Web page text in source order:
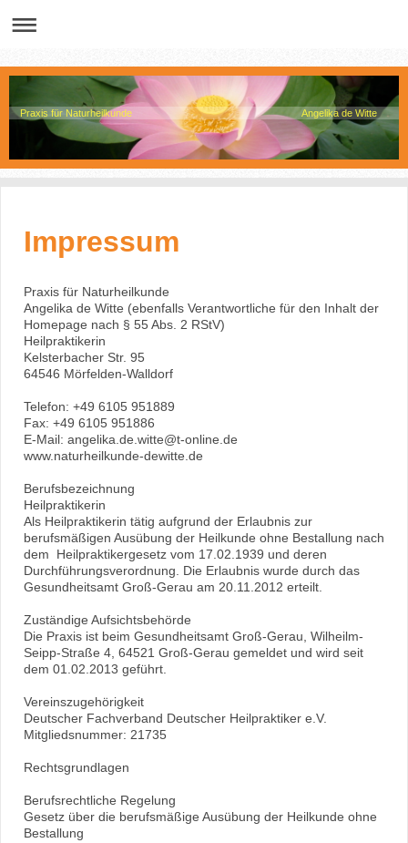
Praxis für Naturheilkunde Angelika de Witte
Impressum
Praxis für Naturheilkunde
Angelika de Witte (ebenfalls Verantwortliche für den Inhalt der
Homepage nach § 55 Abs. 2 RStV)
Heilpraktikerin
Kelsterbacher Str. 95
64546 Mörfelden-Walldorf
Telefon: +49 6105 951889
Fax: +49 6105 951886
E-Mail: angelika.de.witte@t-online.de
www.naturheilkunde-dewitte.de
Berufsbezeichnung
Heilpraktikerin
Als Heilpraktikerin tätig aufgrund der Erlaubnis zur
berufsmäßigen Ausübung der Heilkunde ohne Bestallung nach
dem Heilpraktikergesetz vom 17.02.1939 und deren
Durchführungsverordnung. Die Erlaubnis wurde durch das
Gesundheitsamt Groß-Gerau am 20.11.2012 erteilt.
Zuständige Aufsichtsbehörde
Die Praxis ist beim Gesundheitsamt Groß-Gerau, Wilheilm-
Seipp-Straße 4, 64521 Groß-Gerau gemeldet und wird seit
dem 01.02.2013 geführt.
Vereinszugehörigkeit
Deutscher Fachverband Deutscher Heilpraktiker e.V.
Mitgliedsnummer: 21735
Rechtsgrundlagen
Berufsrechtliche Regelung
Gesetz über die berufsmäßige Ausübung der Heilkunde ohne
Bestallung